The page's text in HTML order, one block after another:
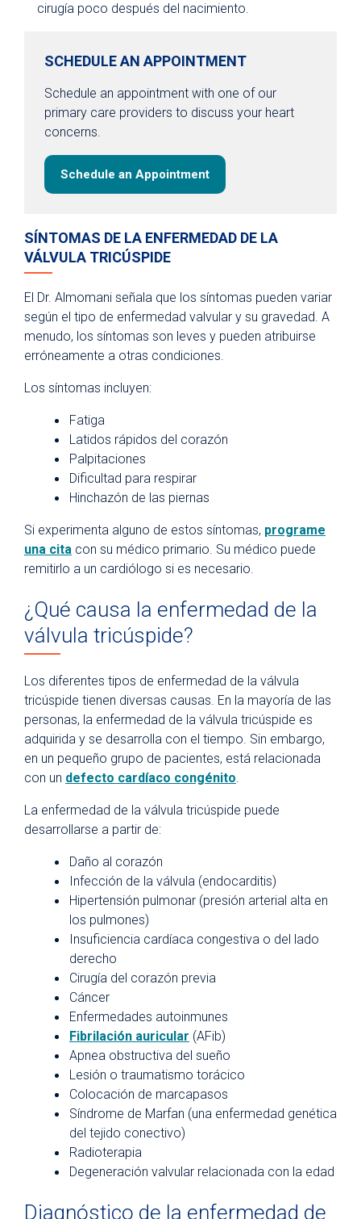
cirugía poco después del nacimiento.
SCHEDULE AN APPOINTMENT
Schedule an appointment with one of our
primary care providers to discuss your heart
concerns.
Schedule an Appointment
SÍNTOMAS DE LA ENFERMEDAD DE LA
VÁLVULA TRICÚSPIDE
El Dr. Almomani señala que los síntomas pueden variar
según el tipo de enfermedad valvular y su gravedad. A
menudo, los síntomas son leves y pueden atribuirse
erróneamente a otras condiciones.
Los síntomas incluyen:
Fatiga
Latidos rápidos del corazón
Palpitaciones
Dificultad para respirar
Hinchazón de las piernas
Si experimenta alguno de estos síntomas, programe
una cita con su médico primario. Su médico puede
remitirlo a un cardiólogo si es necesario.
¿Qué causa la enfermedad de la
válvula tricúspide?
Los diferentes tipos de enfermedad de la válvula
tricúspide tienen diversas causas. En la mayoría de las
personas, la enfermedad de la válvula tricúspide es
adquirida y se desarrolla con el tiempo. Sin embargo,
en un pequeño grupo de pacientes, está relacionada
con un defecto cardíaco congénito.
La enfermedad de la válvula tricúspide puede
desarrollarse a partir de:
Daño al corazón
Infección de la válvula (endocarditis)
Hipertensión pulmonar (presión arterial alta en
los pulmones)
Insuficiencia cardíaca congestiva o del lado
derecho
Cirugía del corazón previa
Cáncer
Enfermedades autoinmunes
Fibrilación auricular (AFib)
Apnea obstructiva del sueño
Lesión o traumatismo torácico
Colocación de marcapasos
Síndrome de Marfan (una enfermedad genética
del tejido conectivo)
Radioterapia
Degeneración valvular relacionada con la edad
Diagnóstico de la enfermedad de